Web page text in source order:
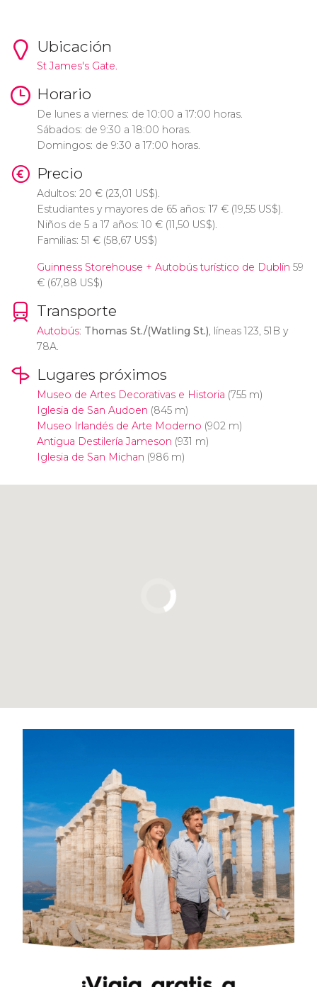
Ubicación
St James's Gate.
Horario
De lunes a viernes: de 10:00 a 17:00 horas.
Sábados: de 9:30 a 18:00 horas.
Domingos: de 9:30 a 17:00 horas.
Precio
Adultos: 20 €(23,01 US$).
Estudiantes y mayores de 65 años: 17 €(19,55 US$).
Niños de 5 a 17 años: 10 €(11,50 US$).
Familias: 51 €(58,67 US$)
Guinness Storehouse + Autobús turístico de Dublín 59
€(67,88 US$)
Transporte
Autobús: Thomas St./(Watling St.), líneas 123, 51B y
78A.
Lugares próximos
Museo de Artes Decorativas e Historia (755 m)
Iglesia de San Audoen (845 m)
Museo Irlandés de Arte Moderno (902 m)
Antigua Destilería Jameson (931 m)
Iglesia de San Michan (986 m)